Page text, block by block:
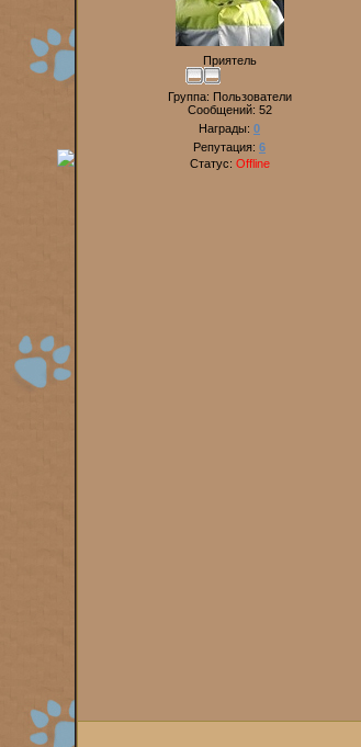
Приятель
Группа: Пользователи
Сообщений: 52
Награды: 0
Репутация: 6
Статус: Offline